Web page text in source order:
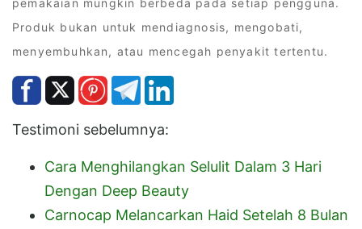
Produk bukan untuk mendiagnosis, mengobati,
menyembuhkan, atau mencegah penyakit tertentu.
Testimoni sebelumnya:
Cara Menghilangkan Selulit Dalam 3 Hari
Dengan Deep Beauty
Carnocap Melancarkan Haid Setelah 8 Bulan